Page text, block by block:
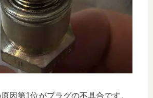
因第1位がプラグの不具合です。